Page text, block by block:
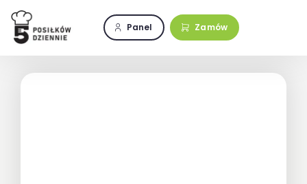
Przejdź
zawartości
Panel Zamów